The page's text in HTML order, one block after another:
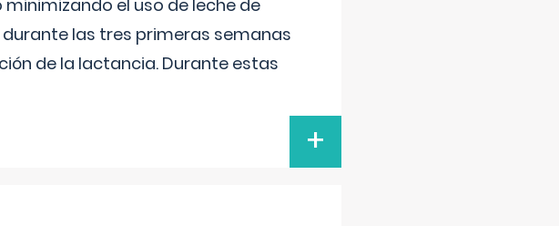
el uso de leche de
las tres primeras semanas
de la lactancia. Durante estas
+